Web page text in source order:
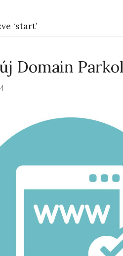
‘start’
Domain